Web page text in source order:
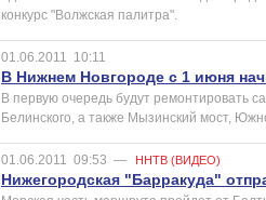
конкурс "Волжская палитра".
01.06.2011 10:11
В Нижнем Новгороде с 1 июня
В первую очередь будут ремонтировать
Белинского, а также Мызинский мост,
01.06.2011 09:53 — ННТВ (ВИДЕО)
Нижегородская "Барракуда"